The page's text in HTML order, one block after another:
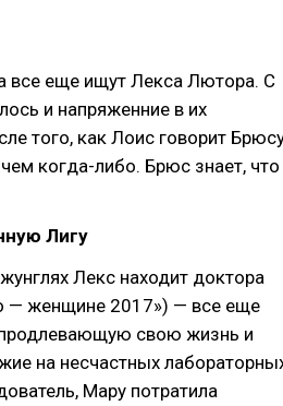
все еще ищут Лекса Лютора. С
и напряженние в их
того, как Лоис говорит
когда-либо. Брюс знает, что
Лигу
Лекс находит доктора
— женщине 2017») — все еще
свою жизнь и
на несчастных
Мару потратила